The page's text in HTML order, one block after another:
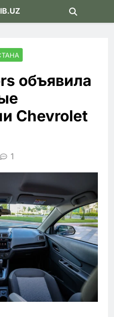
объявила
Chevrolet
1